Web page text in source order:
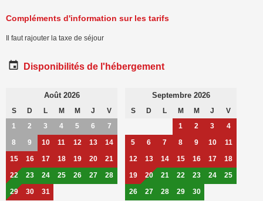
Compléments d'information sur les tarifs
Il faut rajouter la taxe de séjour
Disponibilités de l'hébergement
Août 2026
S D L M M J
V
1
2 3 4 5 6
7
8
9 10 11 12 13
14
15
16 17 18 19 20
21
22
23 24 25 26 27
28
29
30 31
Septembre 2026
S D L M M J
V
1
2 3
4
5
6 7 8 9 10
11
12
13 14 15 16 17
18
19
20 21 22 23 24
25
26
27 28 29 30